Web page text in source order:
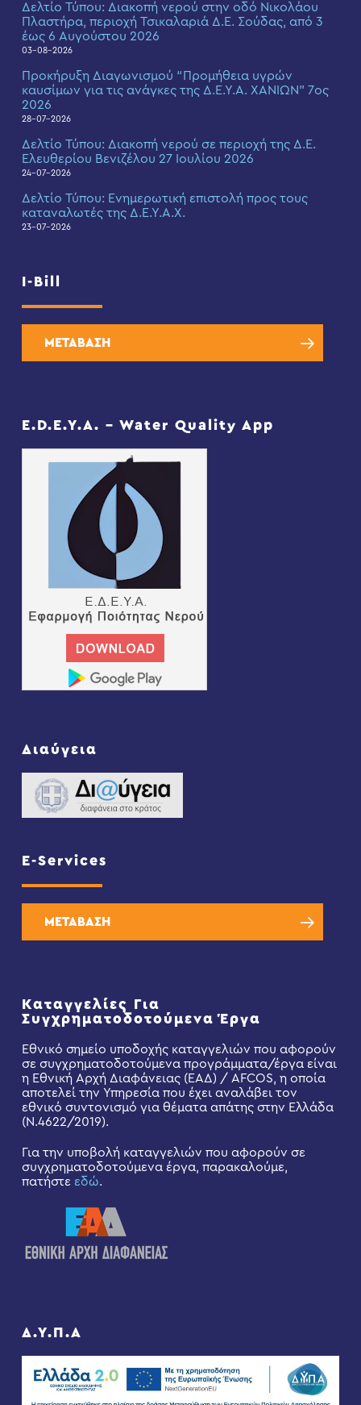
Δελτίο Τύπου: Διακοπή νερού στην οδό Νικολάου
Πλαστήρα, περιοχή Τσικαλαριά Δ.Ε. Σούδας, από 3
έως 6 Αυγούστου 2026
03-08-2026
Προκήρυξη Διαγωνισμού “Προμήθεια υγρών
καυσίμων για τις ανάγκες της Δ.Ε.Υ.Α. ΧΑΝΙΩΝ” 7ος
2026
28-07-2026
Δελτίο Τύπου: Διακοπή νερού σε περιοχή της Δ.Ε.
Ελευθερίου Βενιζέλου 27 Ιουλίου 2026
24-07-2026
Δελτίο Τύπου: Eνημερωτική επιστολή προς τους
καταναλωτές της Δ.Ε.Υ.Α.Χ.
23-07-2026
I-Bill
ΜΕΤΑΒΑΣΗ
E.D.E.Y.A. – Water Quality App
Διαύγεια
E-Services
ΜΕΤΑΒΑΣΗ
Καταγγελίες Για
Συγχρηματοδοτούμενα Έργα
Εθνικό σημείο υποδοχής καταγγελιών που αφορούν
σε συγχρηματοδοτούμενα προγράμματα/έργα είναι
η Εθνική Αρχή Διαφάνειας (ΕΑΔ) / AFCOS, η οποία
αποτελεί την Υπηρεσία που έχει αναλάβει τον
εθνικό συντονισμό για θέματα απάτης στην Ελλάδα
(Ν.4622/2019).
Για την υποβολή καταγγελιών που αφορούν σε
συγχρηματοδοτούμενα έργα, παρακαλούμε,
πατήστε εδώ.
Δ.Υ.Π.Α